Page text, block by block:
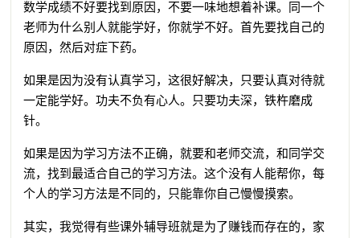
数学成绩不好要找到原因，不要一味地想着补课。同一个
老师为什么别人就能学好，你就学不好。首先要找自己的
原因，然后对症下药。
如果是因为没有认真学习，这很好解决，只要认真对待就
一定能学好。功夫不负有心人。只要功夫深，铁杵磨成
针。
如果是因为学习方法不正确，就要和老师交流，和同学交
流，找到最适合自己的学习方法。这个没有人能帮你，每
个人的学习方法是不同的，只能靠你自己慢慢摸索。
其实，我觉得有些课外辅导班就是为了赚钱而存在的，家